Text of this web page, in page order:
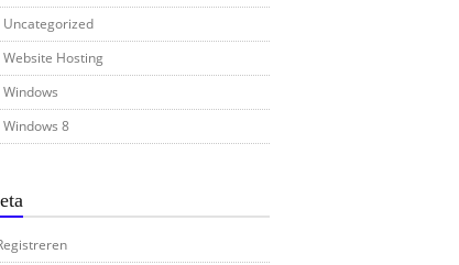
Uncategorized
Website Hosting
Windows
Windows 8